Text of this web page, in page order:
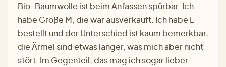
Bio-Baumwolle ist beim Anfassen spürbar. Ich
habe Größe M, die war ausverkauft. Ich habe L
bestellt und der Unterschied ist kaum bemerkbar,
die Ärmel sind etwas länger, was mich aber nicht
stört. Im Gegenteil, das mag ich sogar lieber.